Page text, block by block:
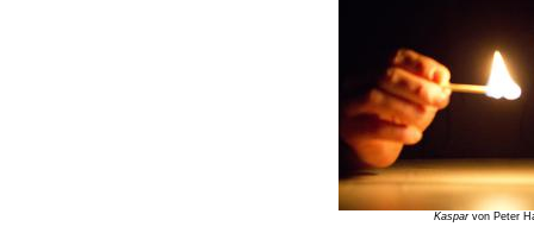
Kasparvon Peter